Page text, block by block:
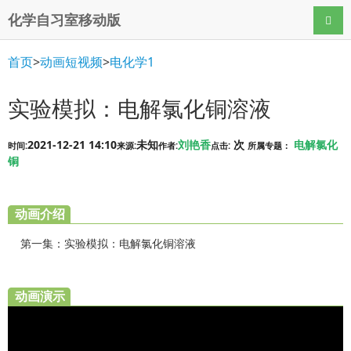
化学自习室移动版 导航
首页>动画短视频>电化学1
实验模拟：电解氯化铜溶液
时间:2021-12-21 14:10来源:未知作者:刘艳香点击: 次 所属专题： 电解氯化
铜
动画介绍
第一集：实验模拟：电解氯化铜溶液
动画演示